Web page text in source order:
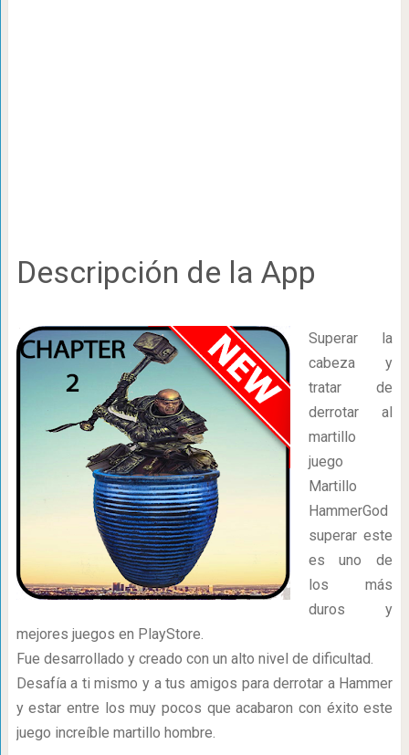
Descripción de la App
Superar la
cabeza y
tratar de
derrotar al
martillo
juego
Martillo
HammerGod
superar este
es uno de
los más
duros y
mejores juegos en PlayStore.
Fue desarrollado y creado con un alto nivel de dificultad.
Desafía a ti mismo y a tus amigos para derrotar a Hammer
y estar entre los muy pocos que acabaron con éxito este
juego increíble martillo hombre.